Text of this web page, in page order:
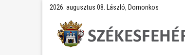
2026. augusztus 08. László, Domonkos